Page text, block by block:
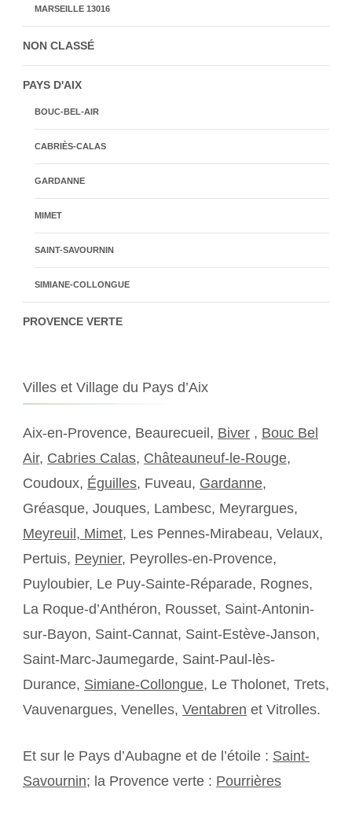
MARSEILLE 13016
NON CLASSÉ
PAYS D'AIX
BOUC-BEL-AIR
CABRIÈS-CALAS
GARDANNE
MIMET
SAINT-SAVOURNIN
SIMIANE-COLLONGUE
PROVENCE VERTE
Villes et Village du Pays d’Aix
Aix-en-Provence, Beaurecueil, Biver , Bouc Bel
Air, Cabries Calas, Châteauneuf-le-Rouge,
Coudoux, Éguilles, Fuveau, Gardanne,
Gréasque, Jouques, Lambesc, Meyrargues,
Meyreuil, Mimet, Les Pennes-Mirabeau, Velaux,
Pertuis, Peynier, Peyrolles-en-Provence,
Puyloubier, Le Puy-Sainte-Réparade, Rognes,
La Roque-d’Anthéron, Rousset, Saint-Antonin-
sur-Bayon, Saint-Cannat, Saint-Estève-Janson,
Saint-Marc-Jaumegarde, Saint-Paul-lès-
Durance, Simiane-Collongue, Le Tholonet, Trets,
Vauvenargues, Venelles, Ventabren et Vitrolles.
Et sur le Pays d’Aubagne et de l’étoile : Saint-
Savournin; la Provence verte : Pourrières